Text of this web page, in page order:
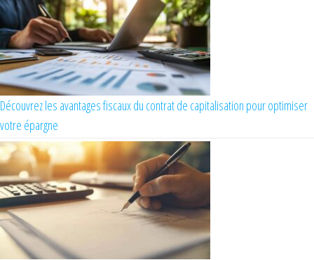
Découvrez les avantages fiscaux du contrat de capitalisation pour optimiser
votre épargne